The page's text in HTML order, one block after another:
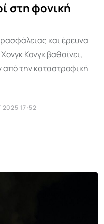
στη φονική
και έρευνα
Κονγκ βαθαίνει,
την καταστροφική
17:52